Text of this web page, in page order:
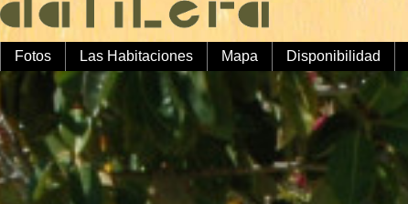
Fotos Las Habitaciones Mapa Disponibilidad